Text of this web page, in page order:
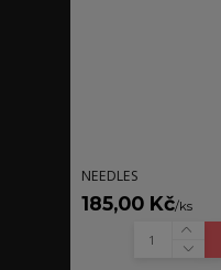
NEEDLES
185,00 Kč/ks